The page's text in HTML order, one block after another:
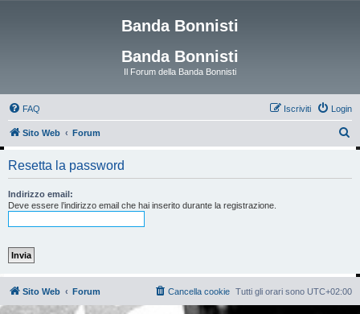
Banda Bonnisti
Banda Bonnisti
Il Forum della Banda Bonnisti
FAQ Login
Iscriviti
Sito Web Forum
Resetta la password
Indirizzo email:
Deve essere l’indirizzo email che hai inserito durante la registrazione.
Sito Web Forum Tutti gli orari sono UTC+02:00
Cancella cookie